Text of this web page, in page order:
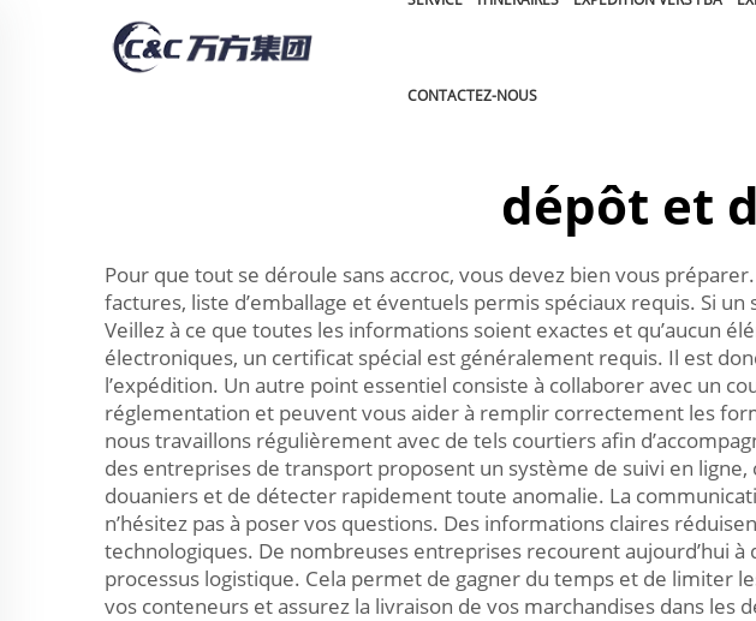
CONTACTEZ-NOUS
dépôt et
Pour que tout se déroule sans accroc, vous devez bien vous
factures, liste d’emballage et éventuels permis spéciaux requis. Si
Veillez à ce que toutes les informations soient exactes et qu’aucun
électroniques, un certificat spécial est généralement requis. Il est
l’expédition. Un autre point essentiel consiste à collaborer avec un
réglementation et peuvent vous aider à remplir correctement les
nous travaillons régulièrement avec de tels courtiers afin
des entreprises de transport proposent un système de suivi en
douaniers et de détecter rapidement toute anomalie. La
n’hésitez pas à poser vos questions. Des informations claires
technologiques. De nombreuses entreprises recourent aujourd’hui à
processus logistique. Cela permet de gagner du temps et de limiter
vos conteneurs et assurez la livraison de vos marchandises dans les